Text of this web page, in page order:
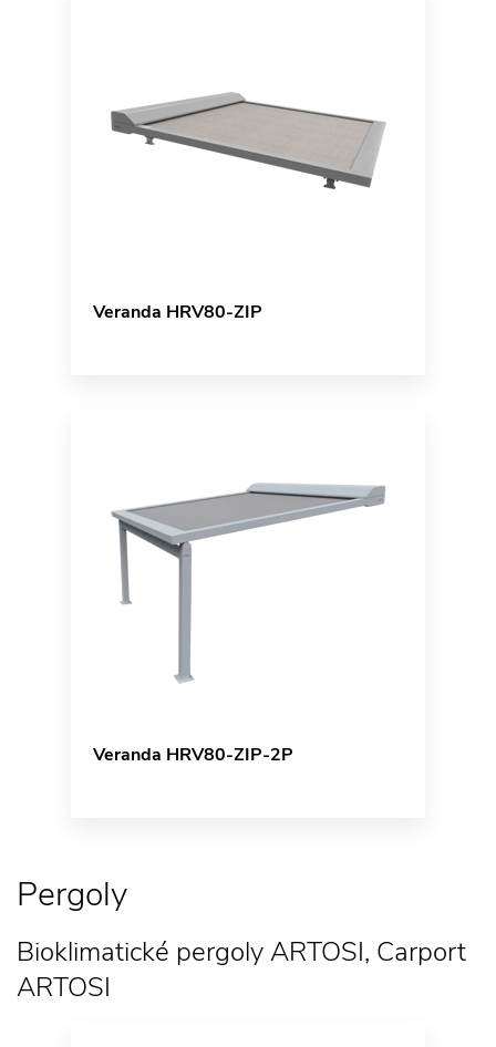
Veranda HRV80-ZIP
Veranda HRV80-ZIP-2P
Pergoly
Bioklimatické pergoly ARTOSI, Carport
ARTOSI